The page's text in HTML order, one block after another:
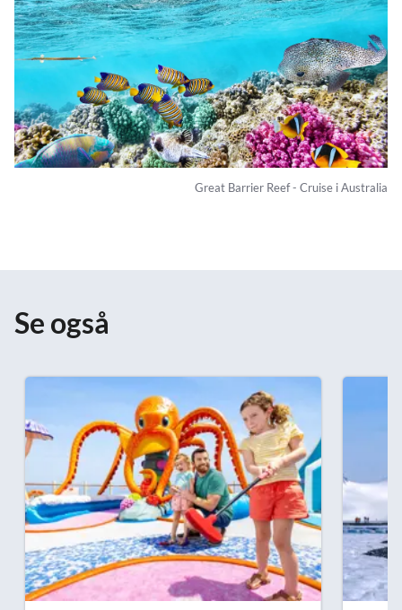
Great Barrier Reef - Cruise i Australia
Se også